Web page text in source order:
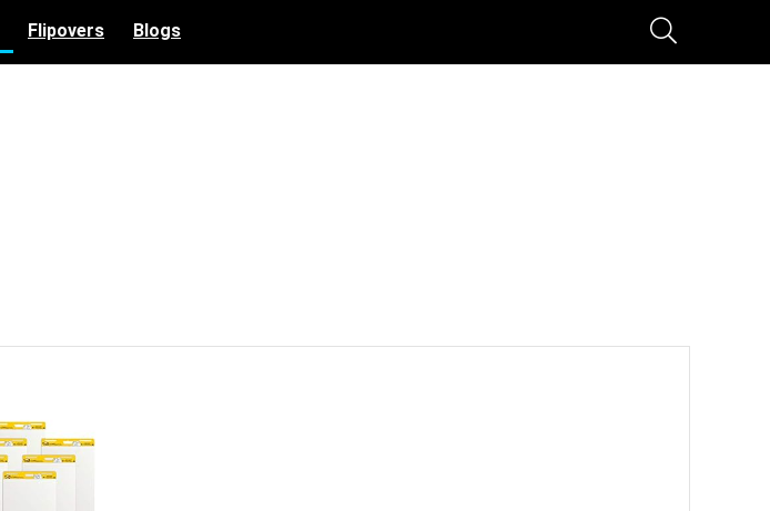
Flipovers Blogs